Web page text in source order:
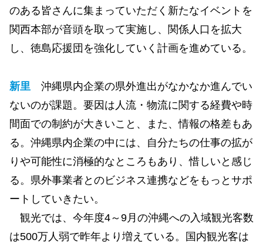
のある皆さんに集まっていただく新たなイベントを
関西本部が音頭を取って実施し、関係人口を拡大
し、徳島応援団を強化していく計画を進めている。
新里 沖縄県内企業の県外進出がなかなか進んでい
ないのが課題。要因は人流・物流に関する経費や時
間面での制約が大きいこと、また、情報の格差もあ
る。沖縄県内企業の中には、自分たちの仕事の拡が
りや可能性に消極的なところもあり、惜しいと感じ
る。県外事業者とのビジネス連携などをもっとサポ
ートしていきたい。
観光では、今年度4～9月の沖縄への入域観光客数
は500万人弱で昨年より増えている。国内観光客は